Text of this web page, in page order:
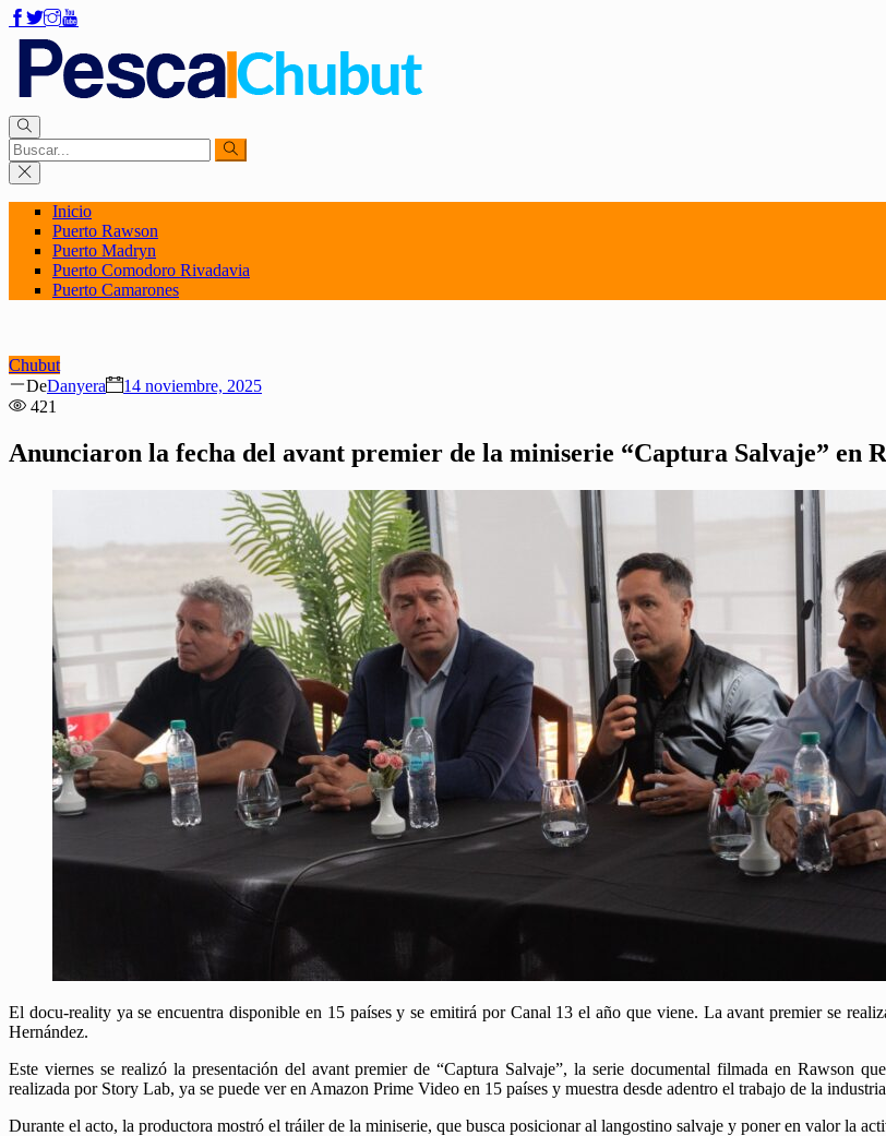
Inicio
Puerto Rawson
Puerto Madryn
Puerto Comodoro Rivadavia
Puerto Camarones
Chubut
DeAuthor
Danyera
Posted
14 noviembre, 2025
421
Anunciaron la fecha del avant premier de la miniserie “Captura Salvaje” en
El docu-reality ya se encuentra disponible en 15 países y se emitirá por Canal 13 el año que viene. La avant premier se
Hernández.
Este viernes se realizó la presentación del avant premier de “Captura Salvaje”, la serie documental filmada en Rawson
realizada por Story Lab, ya se puede ver en Amazon Prime Video en 15 países y muestra desde adentro el trabajo de la
Durante el acto, la productora mostró el tráiler de la miniserie, que busca posicionar al langostino salvaje y poner en valor la